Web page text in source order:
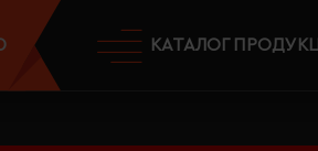
КАТАЛОГ